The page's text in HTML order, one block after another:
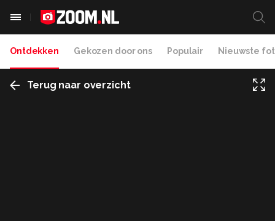
Ontdekken Gekozen door ons Populair Nieuwste
Terug naar overzicht